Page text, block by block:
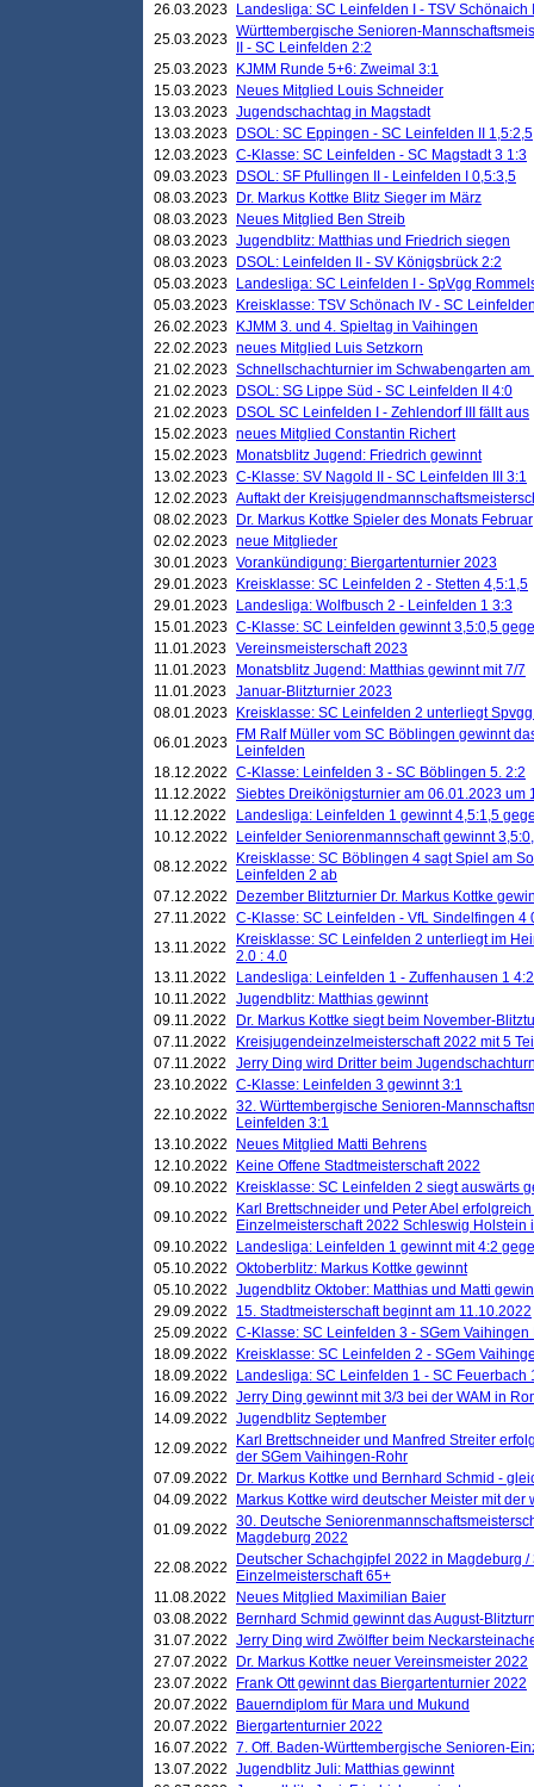
26.03.2023
Landesliga: SC Leinfelden I - TSV Schönaich
25.03.2023 Württembergische Senioren-
II - SC Leinfelden 2:2
25.03.2023
KJMM Runde 5+6: Zweimal 3:1
15.03.2023
Neues Mitglied Louis Schneider
13.03.2023 Jugendschachtag in Magstadt
13.03.2023
DSOL: SC Eppingen - SC Leinfelden II 1,5:2,5
12.03.2023 C-Klasse: SC Leinfelden - SC Magstadt 3 1:3
09.03.2023
DSOL: SF Pfullingen II - Leinfelden I 0,5:3,5
08.03.2023
Dr. Markus Kottke Blitz Sieger im März
08.03.2023
Neues Mitglied Ben Streib
08.03.2023 Jugendblitz: Matthias und Friedrich siegen
08.03.2023
DSOL: Leinfelden II - SV Königsbrück 2:2
05.03.2023
Landesliga: SC Leinfelden I - SpVgg
05.03.2023
Kreisklasse: TSV Schönach IV - SC
26.02.2023
KJMM 3. und 4. Spieltag in Vaihingen
22.02.2023 neues Mitglied Luis Setzkorn
21.02.2023 Schnellschachturnier im Schwabengarten
21.02.2023
DSOL: SG Lippe Süd - SC Leinfelden II 4:0
21.02.2023
DSOL SC Leinfelden I - Zehlendorf III fällt aus
15.02.2023 neues Mitglied Constantin Richert
15.02.2023
Monatsblitz Jugend: Friedrich gewinnt
13.02.2023 C-Klasse: SV Nagold II - SC Leinfelden III 3:1
12.02.2023 Auftakt der
08.02.2023
Dr. Markus Kottke Spieler des Monats Februar
02.02.2023 neue Mitglieder
30.01.2023 Vorankündigung: Biergartenturnier 2023
29.01.2023
Kreisklasse: SC Leinfelden 2 - Stetten 4,5:1,5
29.01.2023
Landesliga: Wolfbusch 2 - Leinfelden 1 3:3
15.01.2023 C-Klasse: SC Leinfelden gewinnt 3,5:0,5
11.01.2023 Vereinsmeisterschaft 2023
11.01.2023
Monatsblitz Jugend: Matthias gewinnt mit 7/7
11.01.2023 Januar-Blitzturnier 2023
08.01.2023
Kreisklasse: SC Leinfelden 2 unterliegt
06.01.2023
FM Ralf Müller vom SC Böblingen gewinnt
Leinfelden
18.12.2022 C-Klasse: Leinfelden 3 - SC Böblingen 5. 2:2
11.12.2022
Siebtes Dreikönigsturnier am 06.01.2023 um
11.12.2022
Landesliga: Leinfelden 1 gewinnt 4,5:1,5
10.12.2022
Leinfelder Seniorenmannschaft gewinnt
08.12.2022
Kreisklasse: SC Böblingen 4 sagt Spiel am
Leinfelden 2 ab
07.12.2022
Dezember Blitzturnier Dr. Markus Kottke
27.11.2022
C-Klasse: SC Leinfelden - VfL Sindelfingen 4
13.11.2022
Kreisklasse: SC Leinfelden 2 unterliegt im
2.0 : 4.0
13.11.2022
Landesliga: Leinfelden 1 - Zuffenhausen 1 4:2
10.11.2022
Jugendblitz: Matthias gewinnt
09.11.2022
Dr. Markus Kottke siegt beim November-
07.11.2022
Kreisjugendeinzelmeisterschaft 2022 mit 5
07.11.2022
Jerry Ding wird Dritter beim
23.10.2022 C-Klasse: Leinfelden 3 gewinnt 3:1
22.10.2022 32. Württembergische Senioren-
Leinfelden 3:1
13.10.2022
Neues Mitglied Matti Behrens
12.10.2022
Keine Offene Stadtmeisterschaft 2022
09.10.2022
Kreisklasse: SC Leinfelden 2 siegt auswärts
09.10.2022
Karl Brettschneider und Peter Abel
Einzelmeisterschaft 2022 Schleswig Holstein
09.10.2022
Landesliga: Leinfelden 1 gewinnt mit 4:2
05.10.2022 Oktoberblitz: Markus Kottke gewinnt
05.10.2022 Jugendblitz Oktober: Matthias und Matti
29.09.2022
15. Stadtmeisterschaft beginnt am 11.10.2022
25.09.2022 C-Klasse: SC Leinfelden 3 - SGem Vaihingen
18.09.2022
Kreisklasse: SC Leinfelden 2 - SGem
18.09.2022
Landesliga: SC Leinfelden 1 - SC Feuerbach
16.09.2022 Jerry Ding gewinnt mit 3/3 bei der WAM in
14.09.2022 Jugendblitz September
12.09.2022
Karl Brettschneider und Manfred Streiter
der SGem Vaihingen-Rohr
07.09.2022
Dr. Markus Kottke und Bernhard Schmid -
04.09.2022
Markus Kottke wird deutscher Meister mit
01.09.2022 30. Deutsche
Magdeburg 2022
22.08.2022
Deutscher Schachgipfel 2022 in Magdeburg
Einzelmeisterschaft 65+
11.08.2022
Neues Mitglied Maximilian Baier
03.08.2022
Bernhard Schmid gewinnt das August-
31.07.2022 Jerry Ding wird Zwölfter beim
27.07.2022
Dr. Markus Kottke neuer Vereinsmeister 2022
23.07.2022
Frank Ott gewinnt das Biergartenturnier 2022
20.07.2022
Bauerndiplom für Mara und Mukund
20.07.2022
Biergartenturnier 2022
16.07.2022 7. Off. Baden-Württembergische Senioren-
13.07.2022 Jugendblitz Juli: Matthias gewinnt